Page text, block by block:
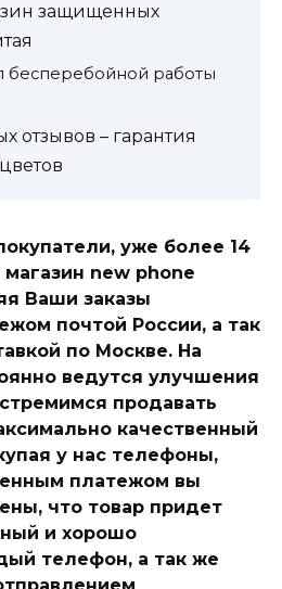
защищенных
бесперебойной работы
отзывов – гарантия
уже более 14
new phone
Ваши заказы
почтой России, а так
по Москве. На
ведутся улучшения
продавать
качественный
у нас телефоны,
платежом вы
что товар придет
и хорошо
телефон, а так же